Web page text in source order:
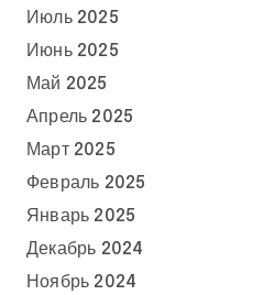
Июль 2025
Июнь 2025
Май 2025
Апрель 2025
Март 2025
Февраль 2025
Январь 2025
Декабрь 2024
Ноябрь 2024